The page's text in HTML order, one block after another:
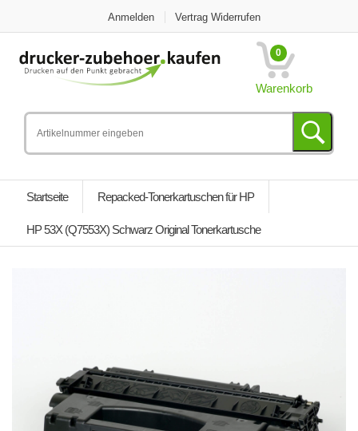
Anmelden Vertrag Widerrufen
0
Warenkorb
Startseite Repacked-Tonerkartuschen für HP
HP 53X (Q7553X) Schwarz Original Tonerkartusche